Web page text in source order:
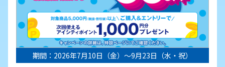
期間：2026年7月10日（金）～9月23日（水・祝）